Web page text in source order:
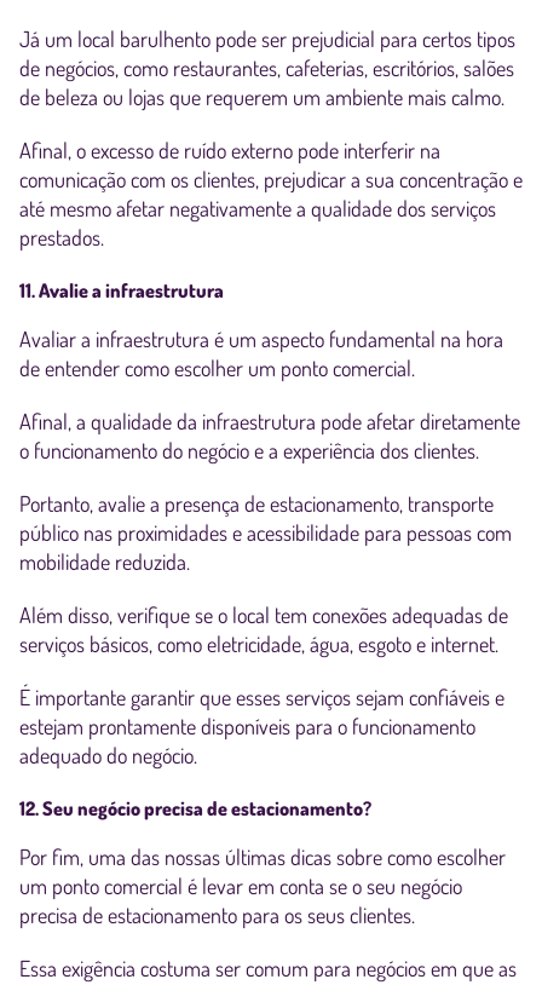
Já um local barulhento pode ser prejudicial para certos tipos
de negócios, como restaurantes, cafeterias, escritórios, salões
de beleza ou lojas que requerem um ambiente mais calmo.
Afinal, o excesso de ruído externo pode interferir na
comunicação com os clientes, prejudicar a sua concentração e
até mesmo afetar negativamente a qualidade dos serviços
prestados.
11. Avalie a infraestrutura
Avaliar a infraestrutura é um aspecto fundamental na hora
de entender como escolher um ponto comercial.
Afinal, a qualidade da infraestrutura pode afetar diretamente
o funcionamento do negócio e a experiência dos clientes.
Portanto, avalie a presença de estacionamento, transporte
público nas proximidades e acessibilidade para pessoas com
mobilidade reduzida.
Além disso, verifique se o local tem conexões adequadas de
serviços básicos, como eletricidade, água, esgoto e internet.
É importante garantir que esses serviços sejam confiáveis e
estejam prontamente disponíveis para o funcionamento
adequado do negócio.
12. Seu negócio precisa de estacionamento?
Por fim, uma das nossas últimas dicas sobre como escolher
um ponto comercial é levar em conta se o seu negócio
precisa de estacionamento para os seus clientes.
Essa exigência costuma ser comum para negócios em que as